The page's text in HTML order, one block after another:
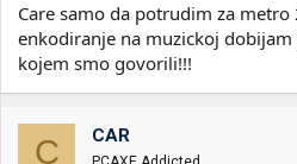
Care samo da potrudim za
enkodiranje na muzickoj
kojem smo govorili!!!
C CAR